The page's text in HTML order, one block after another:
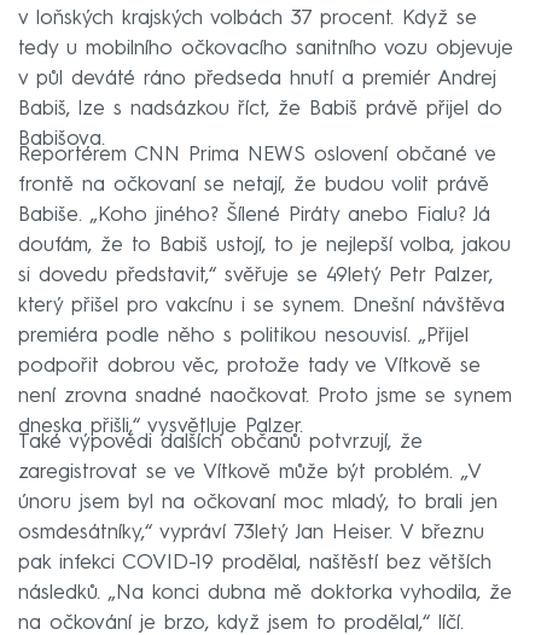
v loňských krajských volbách 37 procent. Když se
tedy u mobilního očkovacího sanitního vozu objevuje
v půl deváté ráno předseda hnutí a premiér Andrej
Babiš, lze s nadsázkou říct, že Babiš právě přijel do
Babišova.
Reportérem CNN Prima NEWS oslovení občané ve
frontě na očkovaní se netají, že budou volit právě
Babiše. „Koho jiného? Šílené Piráty anebo Fialu? Já
doufám, že to Babiš ustojí, to je nejlepší volba, jakou
si dovedu představit,“ svěřuje se 49letý Petr Palzer,
který přišel pro vakcínu i se synem. Dnešní návštěva
premiéra podle něho s politikou nesouvisí. „Přijel
podpořit dobrou věc, protože tady ve Vítkově se
není zrovna snadné naočkovat. Proto jsme se synem
dneska přišli,“ vysvětluje Palzer.
Také výpovědi dalších občanů potvrzují, že
zaregistrovat se ve Vítkově může být problém. „V
únoru jsem byl na očkovaní moc mladý, to brali jen
osmdesátníky,“ vypráví 73letý Jan Heiser. V březnu
pak infekci COVID-19 prodělal, naštěstí bez větších
následků. „Na konci dubna mě doktorka vyhodila, že
na očkování je brzo, když jsem to prodělal,“ líčí.